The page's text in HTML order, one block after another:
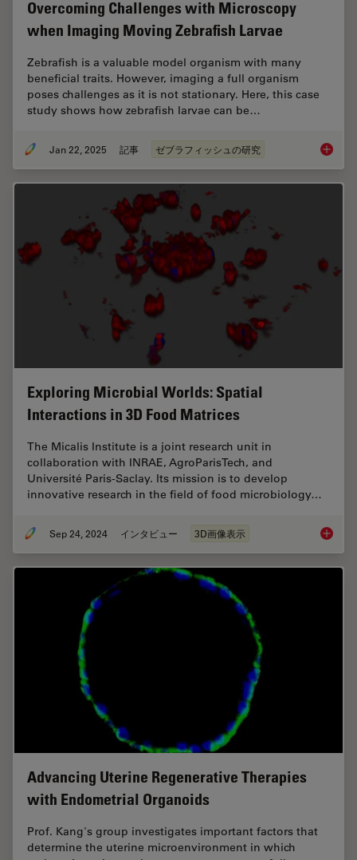
Overcoming Challenges with Microscopy
when Imaging Moving Zebrafish Larvae
Zebrafish is a valuable model organism with many
beneficial traits. However, imaging a full organism
poses challenges as it is not stationary. Here, this case
study shows how zebrafish larvae can be…
Jan 22, 2025 記事 ゼブラフィッシュの研究
Exploring Microbial Worlds: Spatial
Interactions in 3D Food Matrices
The Micalis Institute is a joint research unit in
collaboration with INRAE, AgroParisTech, and
Université Paris-Saclay. Its mission is to develop
innovative research in the field of food microbiology…
Sep 24, 2024 インタビュー 3D画像表示
Advancing Uterine Regenerative Therapies
with Endometrial Organoids
Prof. Kang's group investigates important factors that
determine the uterine microenvironment in which